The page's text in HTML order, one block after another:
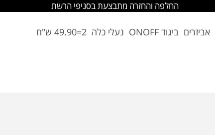
החלפה והחזרה מתבצעת בסניפי הרשת
אביזרים ביגוד ONOFF נעלי כלה 2=49.90 ש"ח